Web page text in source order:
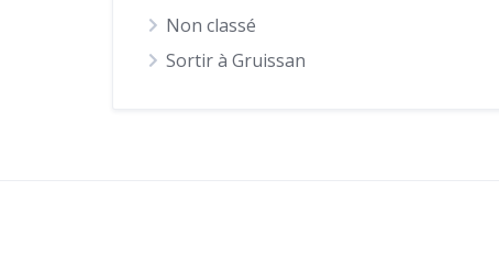
Non classé
Sortir à Gruissan